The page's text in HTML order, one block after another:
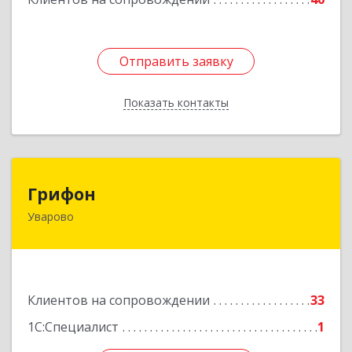
Отправить заявку
Показать контакты
Отправить заявку
Назад
Грифон
Уварово
Клиентов на сопровождении
33
1С:Специалист
1
393461, Тамбовская обл, Уварово г, Южная ул,